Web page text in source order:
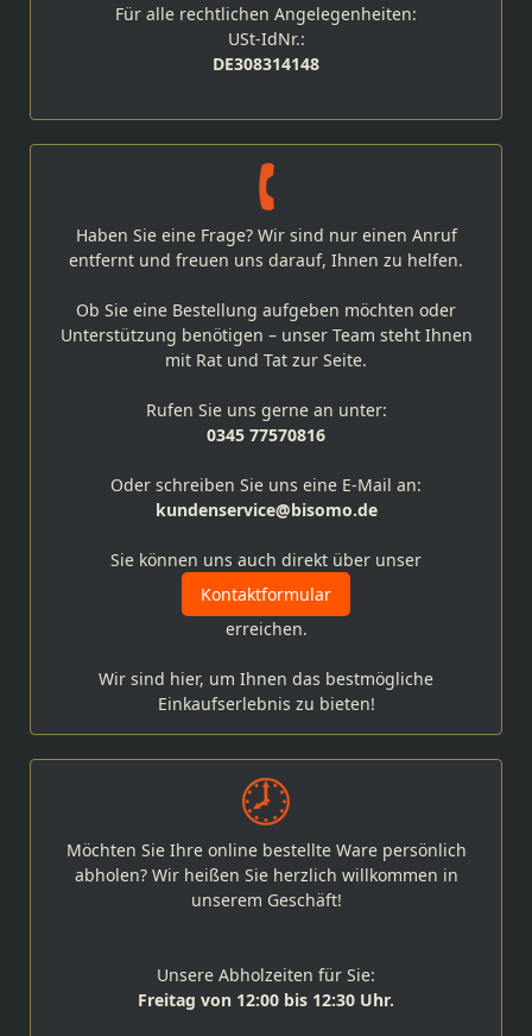
Für alle rechtlichen Angelegenheiten:
USt-IdNr.:
DE308314148
Haben Sie eine Frage? Wir sind nur einen Anruf
entfernt und freuen uns darauf, Ihnen zu helfen.
Ob Sie eine Bestellung aufgeben möchten oder
Unterstützung benötigen – unser Team steht Ihnen
mit Rat und Tat zur Seite.
Rufen Sie uns gerne an unter:
0345 77570816
Oder schreiben Sie uns eine E-Mail an:
kundenservice@bisomo.de
Sie können uns auch direkt über unser
Kontaktformular
erreichen.
Wir sind hier, um Ihnen das bestmögliche
Einkaufserlebnis zu bieten!
Möchten Sie Ihre online bestellte Ware persönlich
abholen? Wir heißen Sie herzlich willkommen in
unserem Geschäft!
Unsere Abholzeiten für Sie:
Freitag von 12:00 bis 12:30 Uhr.